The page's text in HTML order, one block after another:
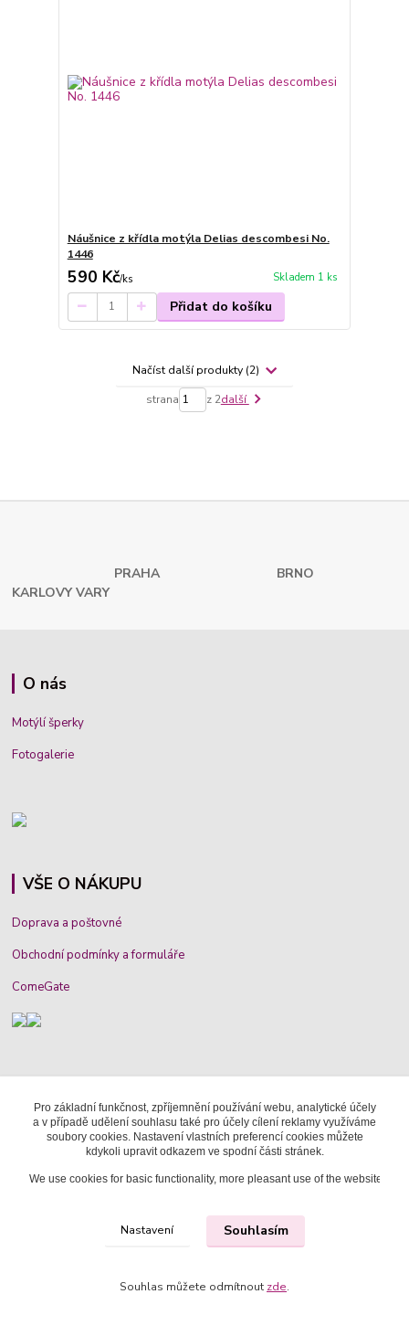
Náušnice z křídla motýla Delias descombesi No.
1446
590 Kč/ks Skladem 1 ks
Přidat do košíku
Načíst další produkty (2)
strana z 2další
PRAHA
BRNO
KARLOVY VARY
O nás
Motýlí šperky
Fotogalerie
VŠE O NÁKUPU
Doprava a poštovné
Obchodní podmínky a formuláře
ComeGate
KDE NÁS NAJDETE
Tuchotická 2863
Praha 21 - Újezd nad Lesy
Pro základní funkčnost, zpříjemnění používání webu, analytické účely
a v případě udělení souhlasu také pro účely cílení reklamy využíváme
soubory cookies. Nastavení vlastních preferencí cookies můžete
kdykoli upravit odkazem ve spodní části stránek.
We use cookies for basic functionality, more pleasant use of the website,
Nastavení Souhlasím
Souhlas můžete odmítnout zde.